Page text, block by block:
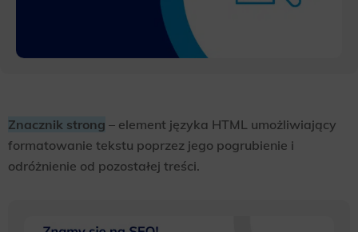
Znacznik strong – element języka HTML umożliwiający
formatowanie tekstu poprzez jego pogrubienie i
odróżnienie od pozostałej treści.